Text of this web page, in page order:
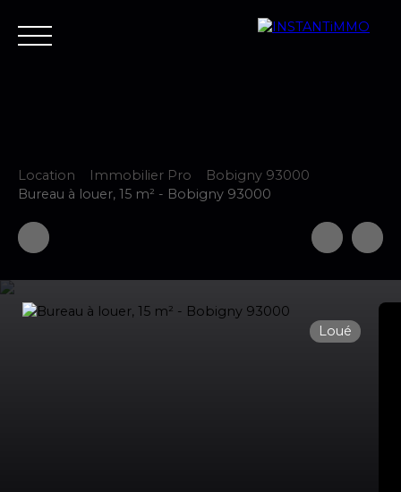
Accueil Estimer Vendre Acheter Neuf
Location Immobilier Pro
Bobigny 93000
Bureau à louer, 15 m² - Bobigny 93000
Loué